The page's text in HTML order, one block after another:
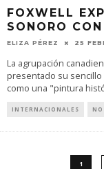
FOXWELL
SONORO
ELIZA PÉREZ 25
La agrupación
presentado su
como una "pintura
INTERNACIONALES
1